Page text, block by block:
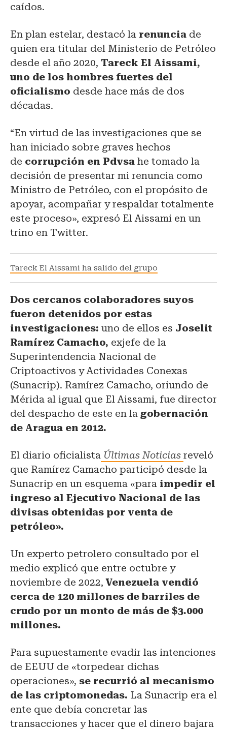
caídos.
En plan estelar, destacó la renuncia de
quien era titular del Ministerio de Petróleo
desde el año 2020, Tareck El Aissami,
uno de los hombres fuertes del
oficialismo desde hace más de dos
décadas.
“En virtud de las investigaciones que se
han iniciado sobre graves hechos
de corrupción en Pdvsa he tomado la
decisión de presentar mi renuncia como
Ministro de Petróleo, con el propósito de
apoyar, acompañar y respaldar totalmente
este proceso», expresó El Aissami en un
trino en Twitter.
Tareck El Aissami ha salido del grupo
Dos cercanos colaboradores suyos
fueron detenidos por estas
investigaciones: uno de ellos es Joselit
Ramírez Camacho, exjefe de la
Superintendencia Nacional de
Criptoactivos y Actividades Conexas
(Sunacrip). Ramírez Camacho, oriundo de
Mérida al igual que El Aissami, fue director
del despacho de este en la gobernación
de Aragua en 2012.
El diario oficialista Últimas Noticias reveló
que Ramírez Camacho participó desde la
Sunacrip en un esquema «para impedir el
ingreso al Ejecutivo Nacional de las
divisas obtenidas por venta de
petróleo».
Un experto petrolero consultado por el
medio explicó que entre octubre y
noviembre de 2022,Venezuela vendió
cerca de 120 millones de barriles de
crudo por un monto de más de $3.000
millones.
Para supuestamente evadir las intenciones
de EEUU de «torpedear dichas
operaciones», se recurrió al mecanismo
de las criptomonedas. La Sunacrip era el
ente que debía concretar las
transacciones y hacer que el dinero bajara